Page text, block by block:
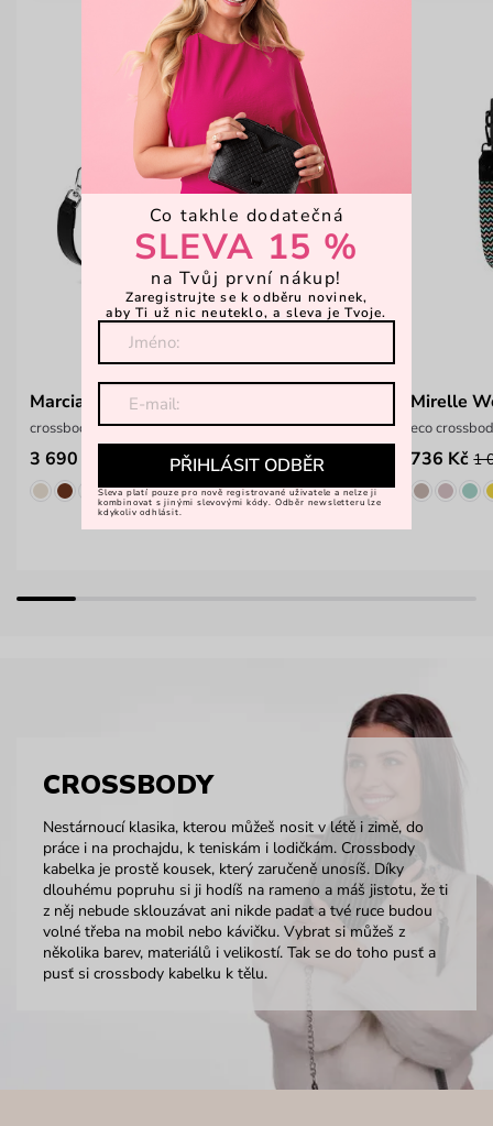
Marcia Black
crossbody kabelka z italské hovězí kůže
3 690 Kč
Mirelle
eco
736 Kč 1
CROSSBODY
Nestárnoucí klasika, kterou můžeš nosit v létě i zimě, do
práce i na prochajdu, k teniskám i lodičkám. Crossbody
kabelka je prostě kousek, který zaručeně unosíš. Díky
dlouhému popruhu si ji hodíš na rameno a máš jistotu, že ti
z něj nebude sklouzávat ani nikde padat a tvé ruce budou
volné třeba na mobil nebo kávičku. Vybrat si můžeš z
několika barev, materiálů i velikostí. Tak se do toho pusť a
pusť si crossbody kabelku k tělu.
Co takhle dodatečná
SLEVA 15 %
na Tvůj první nákup!
Zaregistrujte se k odběru novinek,
aby Ti už nic neuteklo, a sleva je Tvoje.
PŘIHLÁSIT ODBĚR
Sleva platí pouze pro nově registrované uživatele a nelze ji
kombinovat s jinými slevovými kódy. Odběr newsletteru lze
kdykoliv odhlásit.